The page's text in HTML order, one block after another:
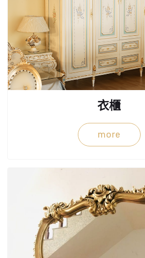
衣櫃
more